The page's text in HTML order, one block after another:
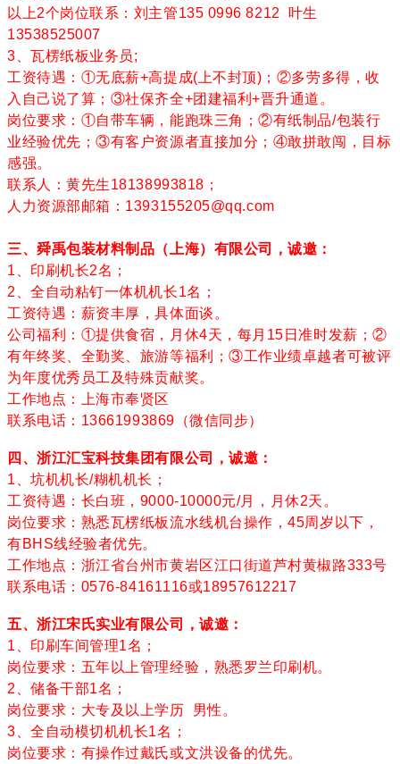
以上2个岗位联系：刘主管135 0996 8212 叶生
13538525007
3、瓦楞纸板业务员;
工资待遇：①无底薪+高提成(上不封顶)；②多劳多得，收
入自己说了算；③社保齐全+团建福利+晋升通道。
岗位要求：①自带车辆，能跑珠三角；②有纸制品/包装行
业经验优先；③有客户资源者直接加分；④敢拼敢闯，目标
感强。
联系人：黄先生18138993818；
人力资源部邮箱：1393155205@qq.com
三、舜禹包装材料制品（上海）有限公司，诚邀：
1、印刷机长2名；
2、全自动粘钉一体机机长1名；
工资待遇：薪资丰厚，具体面谈。
公司福利：①提供食宿，月休4天，每月15日准时发薪；②
有年终奖、全勤奖、旅游等福利；③工作业绩卓越者可被评
为年度优秀员工及特殊贡献奖。
工作地点：上海市奉贤区
联系电话：13661993869（微信同步）
四、浙江汇宝科技集团有限公司，诚邀：
1、坑机机长/糊机机长；
工资待遇：长白班，9000-10000元/月，月休2天。
岗位要求：熟悉瓦楞纸板流水线机台操作，45周岁以下，
有BHS线经验者优先。
工作地点：浙江省台州市黄岩区江口街道芦村黄椒路333号
联系电话：0576-84161116或18957612217
五、浙江宋氏实业有限公司，诚邀：
1、印刷车间管理1名；
岗位要求：五年以上管理经验，熟悉罗兰印刷机。
2、储备干部1名；
岗位要求：大专及以上学历 男性。
3、全自动模切机机长1名；
岗位要求：有操作过戴氏或文洪设备的优先。